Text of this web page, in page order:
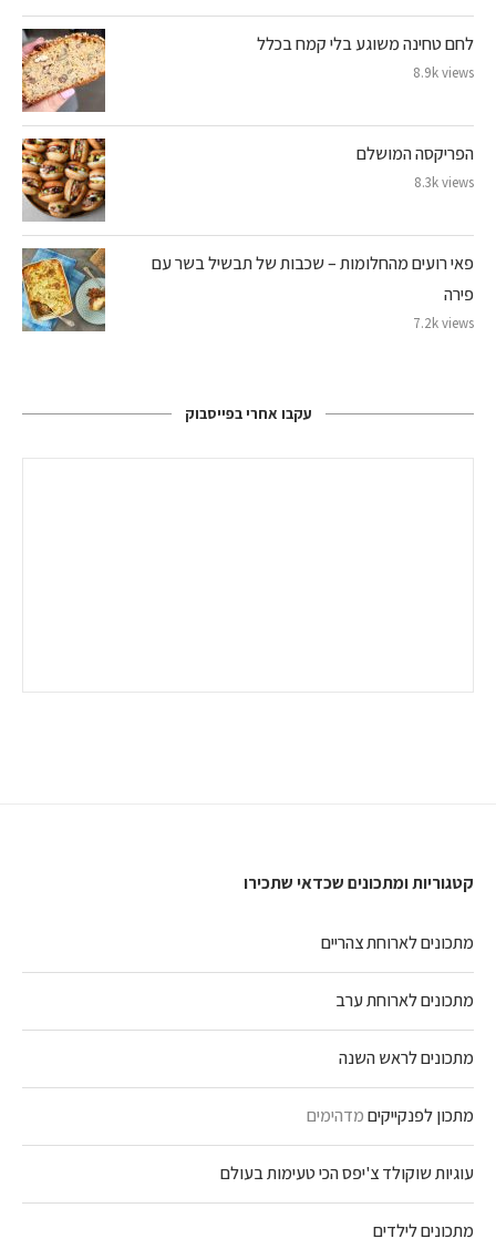
לחם טחינה משוגע בלי קמח בכלל
8.9k views
הפריקסה המושלם
8.3k views
פאי רועים מהחלומות – שכבות של תבשיל בשר עם
פירה
7.2k views
עקבו אחרי בפייסבוק
קטגוריות ומתכונים שכדאי שתכירו
מתכונים לארוחת צהריים
מתכונים לארוחת ערב
מתכונים לראש השנה
מתכון לפנקייקיםמדהימים
עוגיות שוקולד צ'יפס הכי טעימות בעולם
מתכונים לילדים